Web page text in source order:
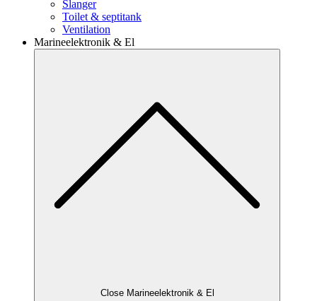
Slanger
Toilet & septitank
Ventilation
Marineelektronik & El
Close Marineelektronik & El